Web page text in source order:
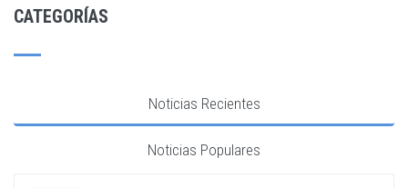
CATEGORÍAS
Noticias Recientes
Noticias Populares